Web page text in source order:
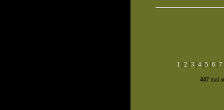
1 2| 3| 4| 5| 6| 7
447mal